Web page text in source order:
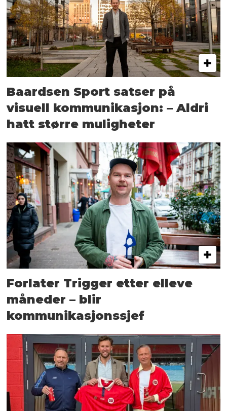
Baardsen Sport satser på
visuell kommunikasjon: – Aldri
hatt større muligheter
Forlater Trigger etter elleve
måneder – blir
kommunikasjonssjef